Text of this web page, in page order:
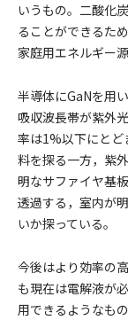
いうもの。二酸化
ることができるた
家庭用エネルギー
半導体にGaNを用
吸収波長帯が紫外
率は1%以下にと
料を探る一方，紫
明なサファイヤ基
透過する，室内が
いか探っている。
今後はより効率の
も現在は電解液が
用できるようなも